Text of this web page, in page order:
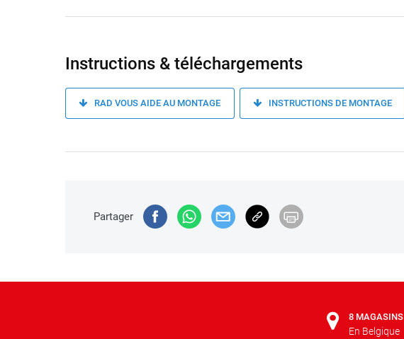
Instructions & téléchargements
RAD VOUS AIDE AU MONTAGE INSTRUCTIONS DE MONTAGE
Partager
8 MAGASINS
En Belgique